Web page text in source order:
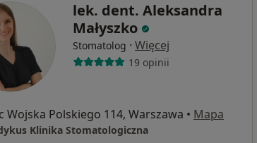
lek. dent. Aleksandra
Małyszko
Stomatolog · Więcej
19 opinii
Wojska Polskiego 114, Warszawa • Mapa
Klinika Stomatologiczna